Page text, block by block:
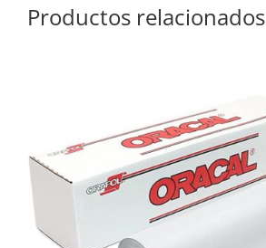
Productos relacionados